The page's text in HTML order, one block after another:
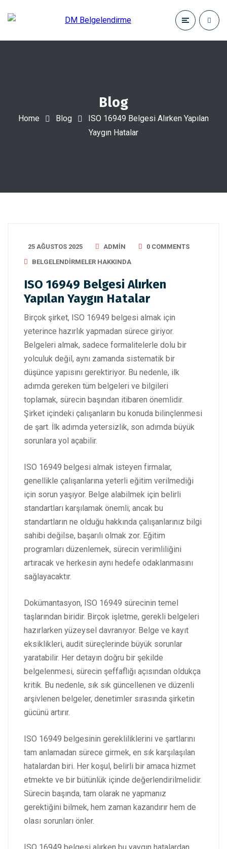
Blog
Home Blog
ISO 16949 Belgesi Alırken Yapılan
Yaygın Hatalar
25 AĞUSTOS 2025 ADMIN
0 COMMENTS
BELGELENDIRMELER HAKKINDA
ISO 16949 Belgesi Alırken
Yapılan Yaygın Hatalar
Birçok şirket, ISO 16949 belgesi almak için
yeterince hazırlık yapmadan sürece giriyor.
Belgeleri almak, sadece formalitelerle dolu bir
yolculuk değil, aynı zamanda sistematik bir
düşünce yapısını gerektiriyor. Bu nedenle, ilk
adımda gereken tüm belgeleri ve bilgileri
toplamak, sürecin başından itibaren önemlidir.
Şirket içindeki çalışanların bu konuda bilinçlenmesi
de şart. İlk adımda yetersizlik, son adımda büyük
sorunlara yol açabilir.
ISO 16949 belgesi almak isteyen firmalar,
genellikle çalışanlarına yeterli eğitim verilmediği
için sorun yaşıyor. Belge alabilmek için belirli
standartları karşılamak önemli; ancak bu
standartların ne olduğu hakkında çalışanlarınız bilgi
sahibi değilse, başarılı olmak zor. Eğitim
programları düzenlemek, sürecin verimliliğini
artıracak ve herkesin aynı hedefe odaklanmasını
sağlayacaktır.
Dokümantasyon, ISO 16949 sürecinin temel
taşlarından biridir. Birçok işletme, gerekli belgeleri
hazırlarken yüzeysel davranıyor. Belge ve kayıt
eksiklikleri, audit süreçlerinde büyük sorunlar
yaratabilir. Her detayın doğru bir şekilde
belgelenmesi, sürecin şeffaflığı açısından oldukça
kritik. Bu nedenle, sık sık güncellenen ve düzenli
arşivlenen belgeler, denetimler sırasında şirketin
gücünü artırır.
ISO 16949 belgesinin gerekliliklerini ve şartlarını
tam anlamadan sürece girmek, en sık karşılaşılan
hatalardan biri. Her koşul, belirli bir amaca hizmet
etmekte ve bir bütünlük içinde değerlendirilmelidir.
Sürecin başında, tam olarak ne yapmanız
gerektiğini bilmek, hem zaman kazandırır hem de
olası sorunları önler.